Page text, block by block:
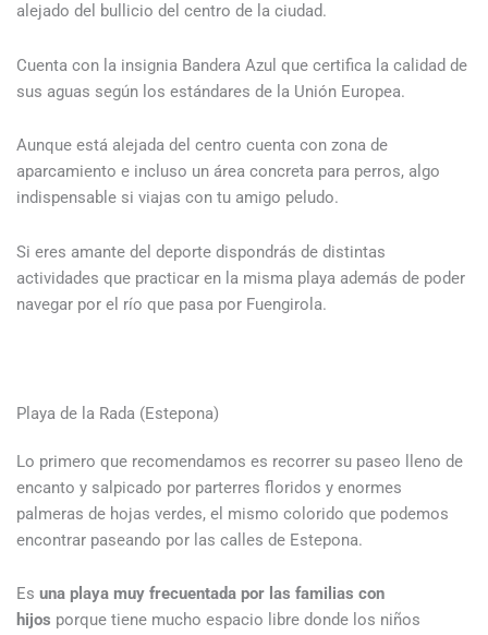
alejado del bullicio del centro de la ciudad.
Cuenta con la insignia Bandera Azul que certifica la calidad de
sus aguas según los estándares de la Unión Europea.
Aunque está alejada del centro cuenta con zona de
aparcamiento e incluso un área concreta para perros, algo
indispensable si viajas con tu amigo peludo.
Si eres amante del deporte dispondrás de distintas
actividades que practicar en la misma playa además de poder
navegar por el río que pasa por Fuengirola.
Playa de la Rada (Estepona)
Lo primero que recomendamos es recorrer su paseo lleno de
encanto y salpicado por parterres floridos y enormes
palmeras de hojas verdes, el mismo colorido que podemos
encontrar paseando por las calles de Estepona.
Es una playa muy frecuentada por las familias con
hijos porque tiene mucho espacio libre donde los niños